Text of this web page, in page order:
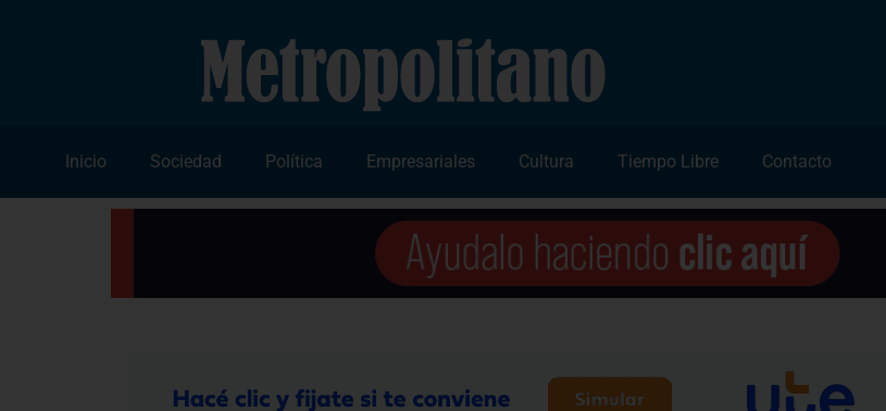
Inicio Sociedad Política Empresariales Cultura Tiempo Libre Contacto